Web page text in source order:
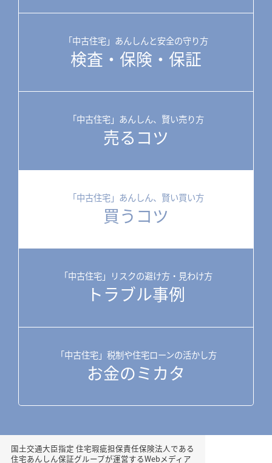
「中古住宅」あんしんと安全の守り方
検査・保険・保証
「中古住宅」あんしん、賢い売り方
売るコツ
「中古住宅」あんしん、賢い買い方
買うコツ
「中古住宅」リスクの避け方・見わけ方
トラブル事例
「中古住宅」税制や住宅ローンの活かし方
お金のミカタ
国土交通大臣指定 住宅瑕疵担保責任保険法人である
住宅あんしん保証グループが運営するWebメディア